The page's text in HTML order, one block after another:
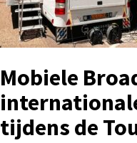
Mobiele
tijdens de